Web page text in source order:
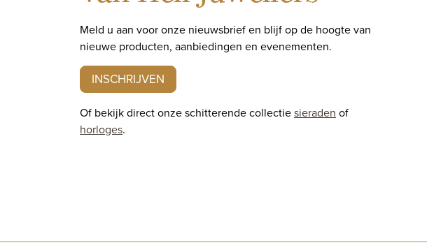
Meld u aan voor onze nieuwsbrief en blijf op de hoogte van
nieuwe producten, aanbiedingen en evenementen.
INSCHRIJVEN
Of bekijk direct onze schitterende collectiesieraden of
horloges.